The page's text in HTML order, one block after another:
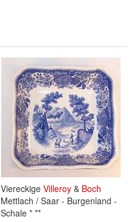
Viereckige Villeroy & Boch
Mettlach / Saar - Burgenland -
Schale * **